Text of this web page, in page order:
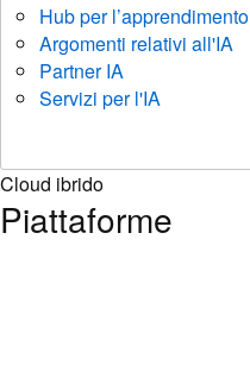
Hub per l’apprendimento
Argomenti relativi all'IA
Partner IA
Servizi per l'IA
Cloud ibrido
Piattaforme